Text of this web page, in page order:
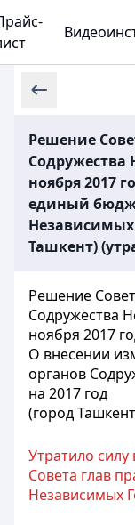
Решение
Содружества
ноября 2017
единый
Независимых
Ташкент)
Решение
Содружества
ноября 2017
О внесении
органов
на 2017 год
(город
Утратило силу
Совета глав
Независимых